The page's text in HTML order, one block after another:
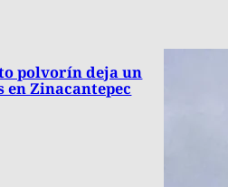
polvorín deja un
en Zinacantepec